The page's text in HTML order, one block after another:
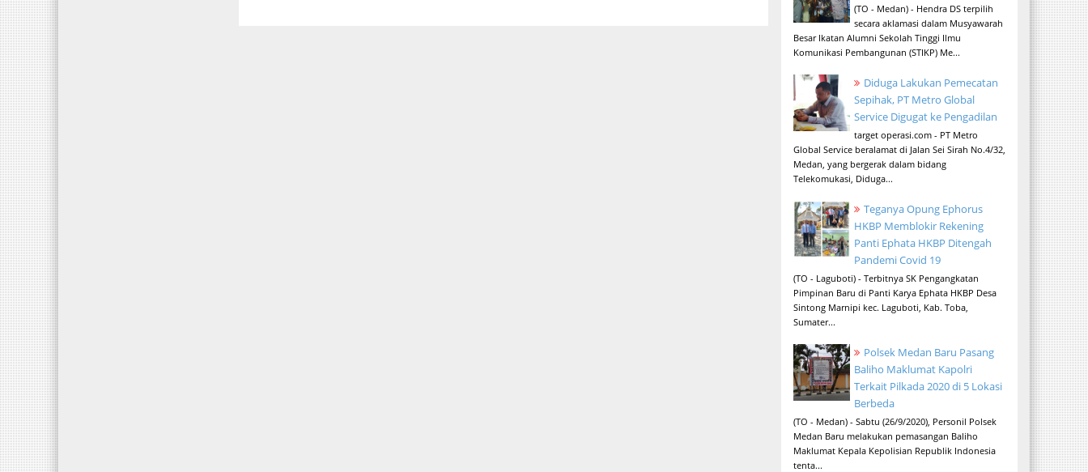
(TO - Medan) - Hendra DS terpilih
secara aklamasi dalam Musyawarah
Besar Ikatan Alumni Sekolah Tinggi Ilmu
Komunikasi Pembangunan (STIKP) Me...
Diduga Lakukan Pemecatan
Sepihak, PT Metro Global
Service Digugat ke Pengadilan
target operasi.com - PT Metro
Global Service beralamat di Jalan Sei Sirah No.4/32,
Medan, yang bergerak dalam bidang
Telekomukasi, Diduga...
Teganya Opung Ephorus
HKBP Memblokir Rekening
Panti Ephata HKBP Ditengah
Pandemi Covid 19
(TO - Laguboti) - Terbitnya SK Pengangkatan
Pimpinan Baru di Panti Karya Ephata HKBP Desa
Sintong Marnipi kec. Laguboti, Kab. Toba,
Sumater...
Polsek Medan Baru Pasang
Baliho Maklumat Kapolri
Terkait Pilkada 2020 di 5 Lokasi
Berbeda
(TO - Medan) - Sabtu (26/9/2020), Personil Polsek
Medan Baru melakukan pemasangan Baliho
Maklumat Kepala Kepolisian Republik Indonesia
tenta...